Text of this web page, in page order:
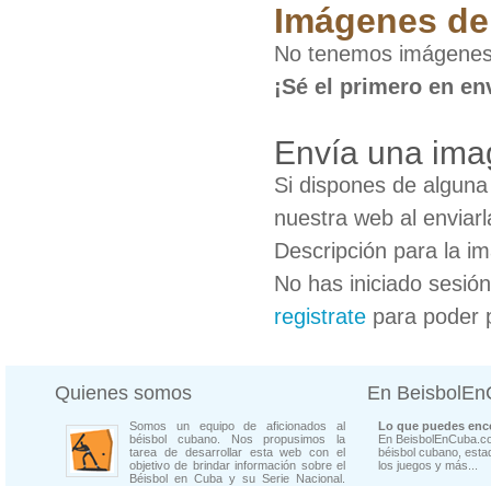
Imágenes
No tenemos
¡Sé el primero en
Envía una
Si dispones de
nuestra web al
Descripción para la
No has iniciado
registrate para poder
Quienes somos
Somos un equipo de aficionados al
béisbol cubano. Nos propusimos la
tarea de desarrollar esta web con el
objetivo de brindar información sobre el
Béisbol en Cuba y su Serie Nacional.
En
Lo que puedes
En
béisbol cubano,
los juegos y más...